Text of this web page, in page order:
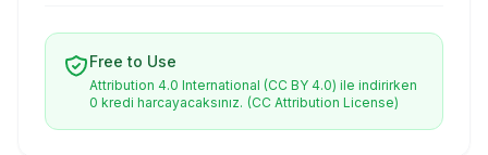
Free to Use
Attribution 4.0 International (CC BY 4.0) ile indirirken
0 kredi harcayacaksınız. (CC Attribution License)